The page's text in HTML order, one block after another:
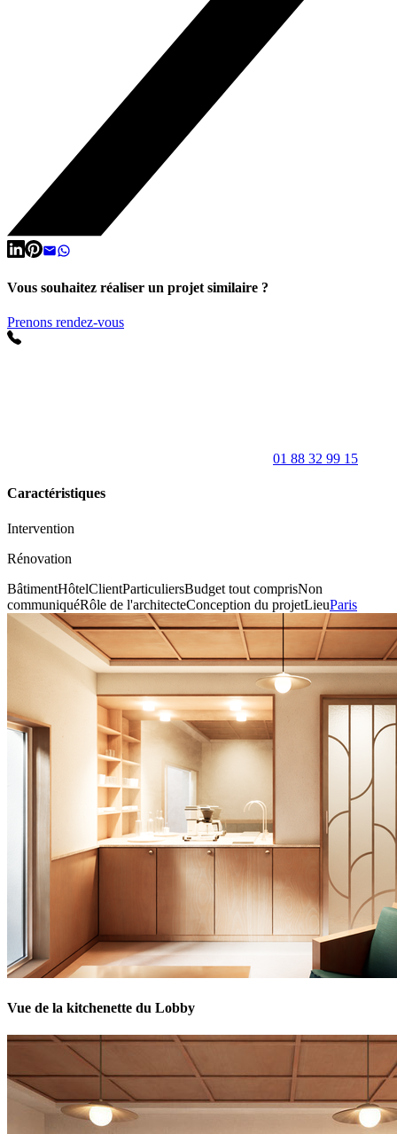
Vous souhaitez réaliser un projet similaire ?
Prenons rendez-vous
01 88 32 99 15
Caractéristiques
Intervention
Rénovation
BâtimentHôtelClientParticuliersBudget tout comprisNon
communiquéRôle de l'architecteConception du projetLieuParis
Vue de la kitchenette du Lobby